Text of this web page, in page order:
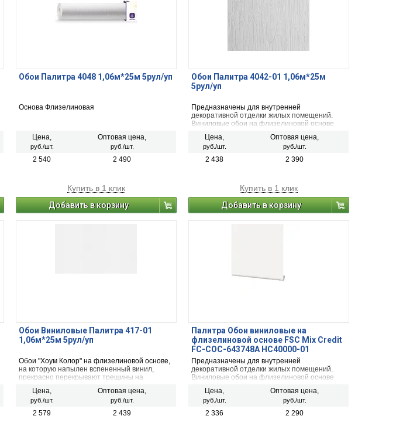
Обои Палитра 4048 1,06м*25м 5рул/уп
Основа Флизелиновая
Цена,
руб./шт.
Оптовая цена,
руб./шт.
2 540 2 490
Купить в 1 клик
Добавить в корзину
Обои Палитра 4042-01 1,06м*25м
5рул/уп
Предназначены для внутренней
декоративной отделки жилых помещений.
Виниловые обои на флизелиновой основе
скрывают неровности стен. Обладают
влагостойкими свойствами за счет верхнего
винилового слоя. Клей наносится на стену.
Цена,
руб./шт.
Оптовая цена,
руб./шт.
2 438 2 390
Купить в 1 клик
Добавить в корзину
Обои Виниловые Палитра 417-01
1,06м*25м 5рул/уп
Обои "Хоум Колор" на флизелиновой основе,
на которую напылен вспененный винил,
прекрасно перекрывают трещины на
все виды штукатурки, пористый бетон,
гипсокартон, бумагу, дерево и панели ДСП.
Цена,
руб./шт.
Оптовая цена,
руб./шт.
2 579 2 439
Палитра Обои виниловые на
флизелиновой основе FSC Mix Credit
FC-COC-643748A HC40000-01
1,06м*25м 5рул/уп
Предназначены для внутренней
декоративной отделки жилых помещений.
Виниловые обои на флизелиновой основе
скрывают неровности стен.
Цена,
руб./шт.
Оптовая цена,
руб./шт.
2 336 2 290